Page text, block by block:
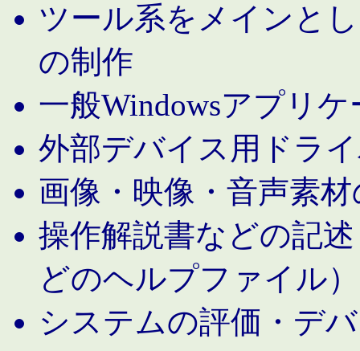
ツール系をメインと
の制作
一般Windowsアプリ
外部デバイス用ドラ
画像・映像・音声素
操作解説書などの記
どのヘルプファイル）
システムの評価・デ